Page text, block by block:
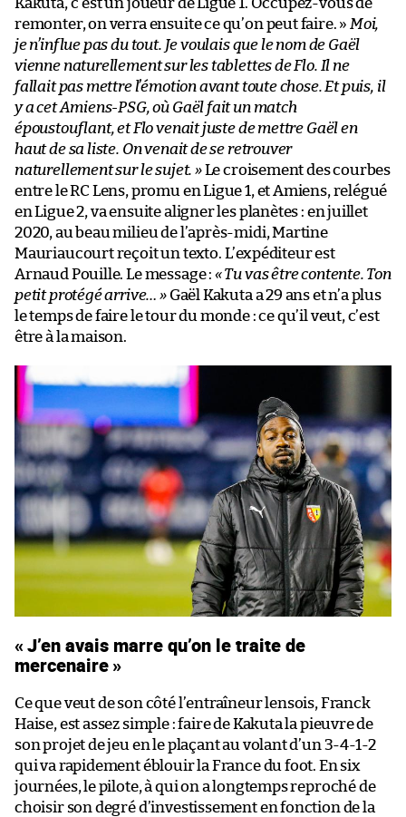
remonter, on verra ensuite ce qu’on peut faire. » Moi,
je n’influe pas du tout. Je voulais que le nom de Gaël
vienne naturellement sur les tablettes de Flo. Il ne
fallait pas mettre l’émotion avant toute chose. Et puis, il
y a cet Amiens-PSG, où Gaël fait un match
époustouflant, et Flo venait juste de mettre Gaël en
haut de sa liste. On venait de se retrouver
naturellement sur le sujet. »Le croisement des courbes
entre le RC Lens, promu en Ligue 1, et Amiens, relégué
en Ligue 2, va ensuite aligner les planètes : en juillet
2020, au beau milieu de l’après-midi, Martine
Mauriaucourt reçoit un texto. L’expéditeur est
Arnaud Pouille. Le message : « Tu vas être contente. Ton
petit protégé arrive… »Gaël Kakuta a 29 ans et n’a plus
le temps de faire le tour du monde : ce qu’il veut, c’est
être à la maison.
« J’en avais marre qu’on le traite de
mercenaire »
Ce que veut de son côté l’entraîneur lensois, Franck
Haise, est assez simple : faire de Kakuta la pieuvre de
son projet de jeu en le plaçant au volant d’un 3-4-1-2
qui va rapidement éblouir la France du foot. En six
journées, le pilote, à qui on a longtemps reproché de
choisir son degré d’investissement en fonction de la